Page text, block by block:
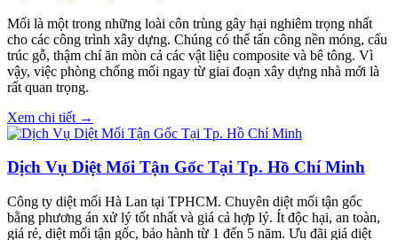
Mối là một trong những loài côn trùng gây hại nghiêm trọng nhất
cho các công trình xây dựng. Chúng có thể tấn công nền móng, cấu
trúc gỗ, thậm chí ăn mòn cả các vật liệu composite và bê tông. Vì
vậy, việc phòng chống mối ngay từ giai đoạn xây dựng nhà mới là
rất quan trọng.
Xem chi tiết →
Dịch Vụ Diệt Mối Tận Gốc Tại Tp. Hồ Chí Minh
Công ty diệt mối Hà Lan tại TPHCM. Chuyên diệt mối tận gốc
bằng phương án xử lý tốt nhất và giá cả hợp lý. Ít độc hại, an toàn,
giá rẻ, diệt mối tận gốc, bảo hành từ 1 đến 5 năm. Ưu đãi giá diệt